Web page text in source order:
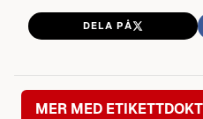
DELA PÅ
MER MED